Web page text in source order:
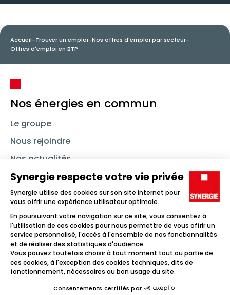
Accueil-Trouver un emploi-Nos offres d'emploi par secteur-
Offres d'emploi en BTP
Nos énergies en commun
Le groupe
Nous rejoindre
Nos actualités
Nous contacter
Linkedin SynergieInstagramTikTok Youtube
Trouver un emploi
Icône d'illustration
Candidats
Icône d'illustration
Icône d'illustration